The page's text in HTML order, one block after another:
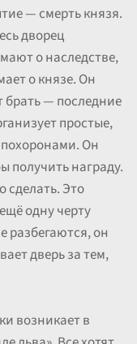
— смерть князя.
дворец
о наследстве,
о князе. Он
брать — последние
простые,
Он
получить награду.
сделать. Это
одну черту
разбегаются, он
дверь за тем,
возникает в